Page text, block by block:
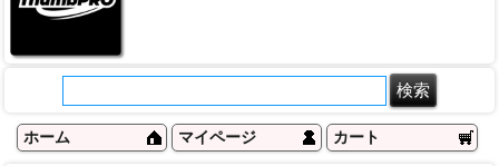
ホーム マイページ カート